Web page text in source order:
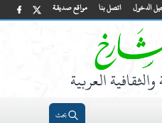
مواقع صديقة اتصل بنا الدخول
العربية
بحث